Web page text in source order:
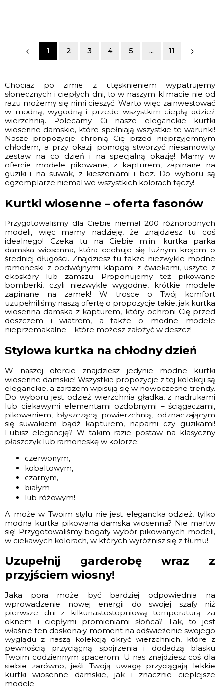
1 2 3 4 5 ... 11
Chociaż po zimie z utęsknieniem wypatrujemy
słonecznych i ciepłych dni, to w naszym klimacie nie od
razu możemy się nimi cieszyć. Warto więc zainwestować
w modną, wygodną i przede wszystkim ciepłą odzież
wierzchnią. Polecamy Ci nasze eleganckie kurtki
wiosenne damskie, które spełniają wszystkie te warunki!
Nasze propozycje chronią Cię przed nieprzyjemnym
chłodem, a przy okazji pomogą stworzyć niesamowity
zestaw na co dzień i na specjalną okazję! Mamy w
ofercie modele pikowane, z kapturem, zapinane na
guziki i na suwak, z kieszeniami i bez. Do wyboru są
egzemplarze niemal we wszystkich kolorach tęczy!
Kurtki wiosenne – oferta fasonów
Przygotowaliśmy dla Ciebie niemal 200 różnorodnych
modeli, więc mamy nadzieję, że znajdziesz tu coś
idealnego! Czeka tu na Ciebie m.in. kurtka parka
damska wiosenna, która cechuje się luźnym krojem o
średniej długości. Znajdziesz tu także niezwykle modne
ramoneski z podwójnymi klapami z ćwiekami, uszyte z
ekoskóry lub zamszu. Proponujemy też pikowane
bomberki, czyli niezwykle wygodne, krótkie modele
zapinane na zamek! W trosce o Twój komfort
uzupełniliśmy naszą ofertę o propozycje takie, jak kurtka
wiosenna damska z kapturem, który ochroni Cię przed
deszczem i wiatrem, a także o modne modele
nieprzemakalne – które możesz założyć w deszcz!
Stylowa kurtka na chłodny dzień
W naszej ofercie znajdziesz jedynie modne kurtki
wiosenne damskie! Wszystkie propozycje z tej kolekcji są
eleganckie, a zarazem wpisują się w nowoczesne trendy.
Do wyboru jest odzież wierzchnia gładka, z nadrukami
lub ciekawymi elementami ozdobnymi – ściągaczami,
pikowaniem, błyszczącą powierzchnią, odznaczającym
się suwakiem bądź kapturem, napami czy guzikami!
Lubisz elegancję? W takim razie postaw na klasyczny
płaszczyk lub ramoneskę w kolorze:
czerwonym,
kobaltowym,
czarnym,
białym
lub różowym!
A może w Twoim stylu nie jest elegancka odzież, tylko
modna kurtka pikowana damska wiosenna? Nie martw
się! Przygotowaliśmy bogaty wybór pikowanych modeli,
w ciekawych kolorach, w których wyróżnisz się z tłumu!
Uzupełnij garderobę wraz z
przyjściem wiosny!
Jaka pora może być bardziej odpowiednia na
wprowadzenie nowej energii do swojej szafy niż
pierwsze dni z kilkunastostopniową temperaturą za
oknem i ciepłymi promieniami słońca? Tak, to jest
właśnie ten doskonały moment na odświeżenie swojego
wyglądu z naszą kolekcją okryć wierzchnich, które z
pewnością przyciągną spojrzenia i dodadzą blasku
Twoim codziennym spacerom. U nas znajdziesz coś dla
siebie zarówno, jeśli Twoją uwagę przyciągają lekkie
kurtki wiosenne damskie, jak i znacznie cieplejsze
modele